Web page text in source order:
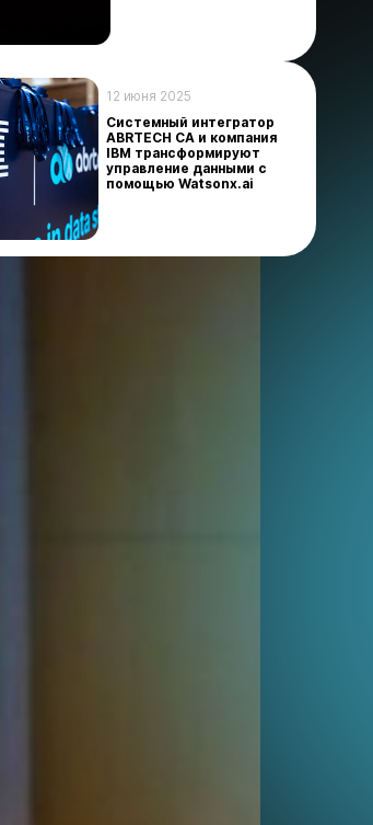
12 июня 2025
Системный интегратор
ABRTECH CA и компания
IBM трансформируют
управление данными с
помощью Watsonx.ai